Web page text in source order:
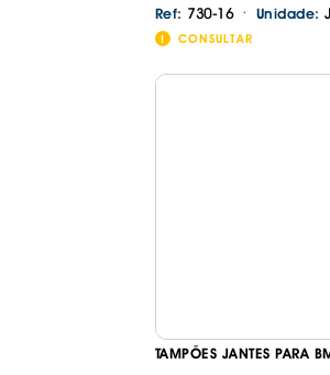
Ref: 730-16 · Unidade:
CONSULTAR
TAMPÕES JANTES PARA